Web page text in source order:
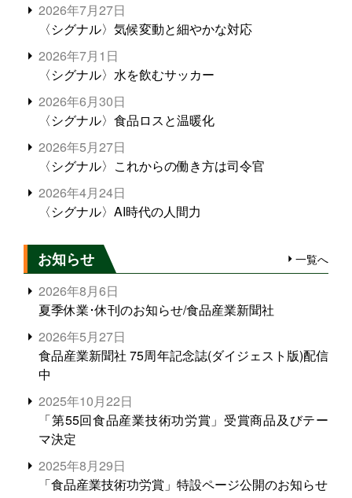
2026年7月27日
〈シグナル〉気候変動と細やかな対応
2026年7月1日
〈シグナル〉水を飲むサッカー
2026年6月30日
〈シグナル〉食品ロスと温暖化
2026年5月27日
〈シグナル〉これからの働き方は司令官
2026年4月24日
〈シグナル〉AI時代の人間力
お知らせ 一覧へ
2026年8月6日
夏季休業･休刊のお知らせ/食品産業新聞社
2026年5月27日
食品産業新聞社 75周年記念誌(ダイジェスト版)配信
中
2025年10月22日
「第55回食品産業技術功労賞」受賞商品及びテー
マ決定
2025年8月29日
「食品産業技術功労賞」特設ページ公開のお知らせ